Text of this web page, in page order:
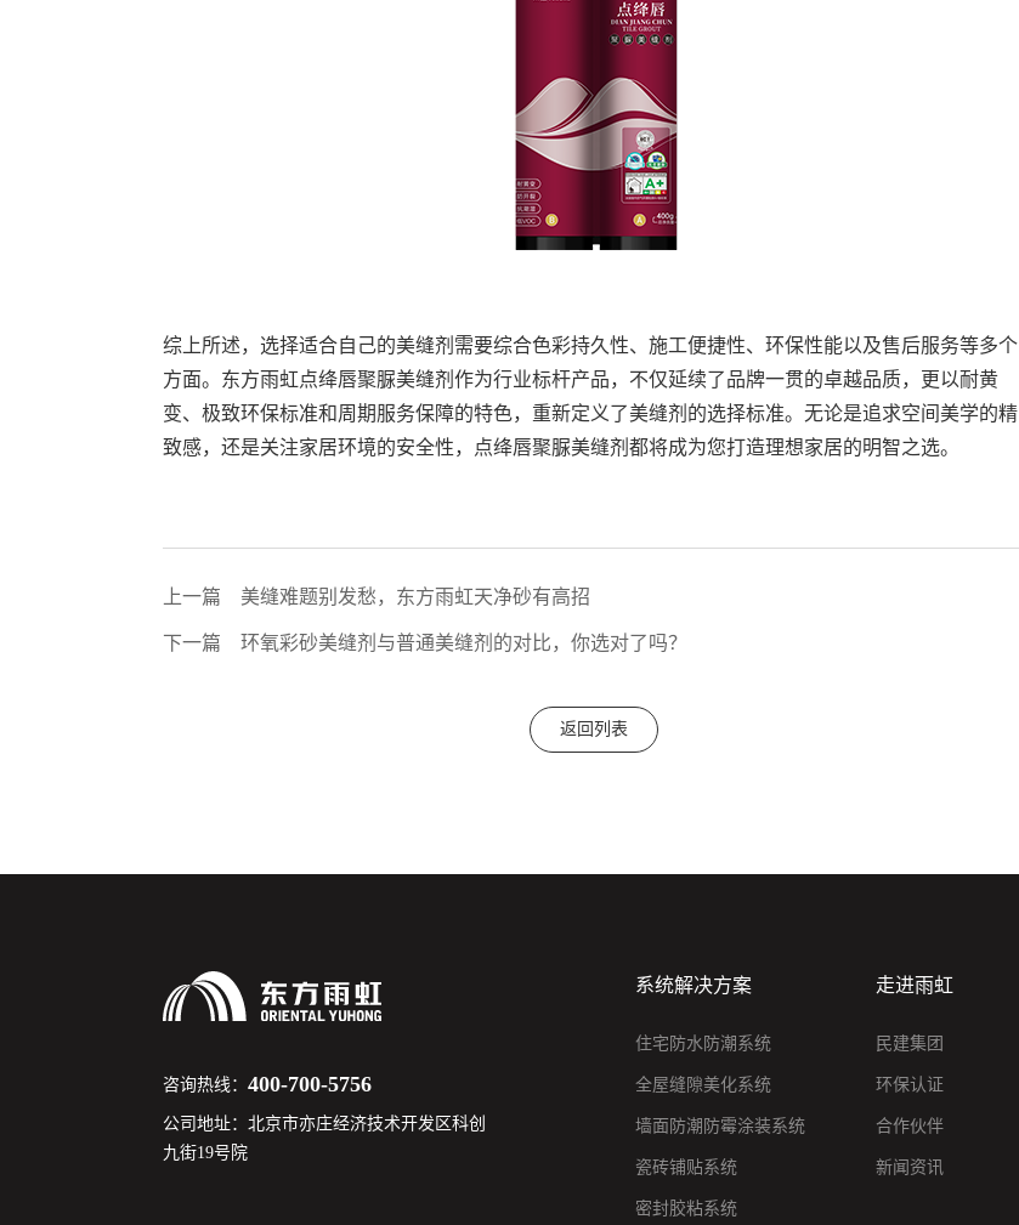
综上所述，选择适合自己的美缝剂需要综合色彩持久性、施工便捷性、环保性能以及售后服务等多个
方面。东方雨虹点绛唇聚脲美缝剂作为行业标杆产品，不仅延续了品牌一贯的卓越品质，更以耐黄
变、极致环保标准和周期服务保障的特色，重新定义了美缝剂的选择标准。无论是追求空间美学的精
致感，还是关注家居环境的安全性，点绛唇聚脲美缝剂都将成为您打造理想家居的明智之选。
上一篇 美缝难题别发愁，东方雨虹天净砂有高招
下一篇 环氧彩砂美缝剂与普通美缝剂的对比，你选对了吗？
返回列表
咨询热线：400-700-5756
公司地址：北京市亦庄经济技术开发区科创
九街19号院
系统解决方案
住宅防水防潮系统
全屋缝隙美化系统
墙面防潮防霉涂装系统
瓷砖铺贴系统
密封胶粘系统
走进雨虹
民建集团
环保认证
合作伙伴
新闻资讯